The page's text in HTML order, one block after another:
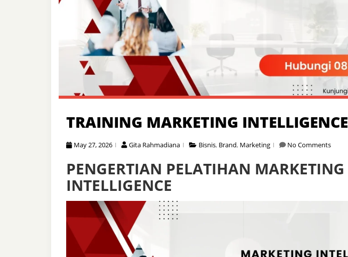
TRAINING MARKETING INTELLIGENCE
May 27, 2026 Gita Rahmadiana Bisnis, Brand, Marketing No Comments
PENGERTIAN PELATIHAN MARKETING
INTELLIGENCE